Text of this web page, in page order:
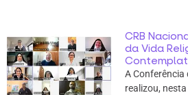
CRB
da Vida
A Conferência
realizou,